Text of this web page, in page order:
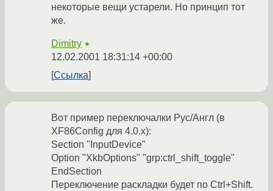
некоторые вещи устарели. Но принцип тот
же.
Dimitry ★
12.02.2001 18:31:14 +00:00
Ссылка
Вот пример переключалки Рус/Англ (в
XF86Config для 4.0.x):
Section "InputDevice"
Option "XkbOptions" "grp:ctrl_shift_toggle"
EndSection
Переключение раскладки будет по Ctrl+Shift.